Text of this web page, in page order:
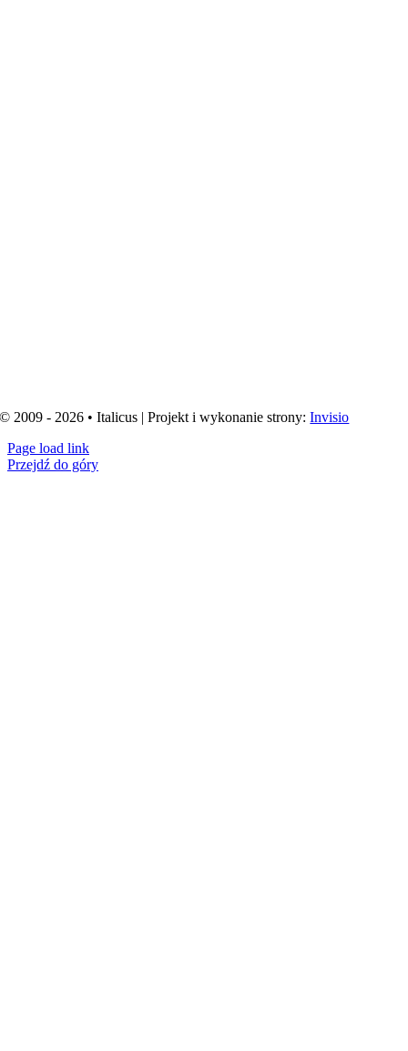
© 2009 - 2026 • Italicus | Projekt i wykonanie strony:Invisio
Page load link
Przejdź do góry